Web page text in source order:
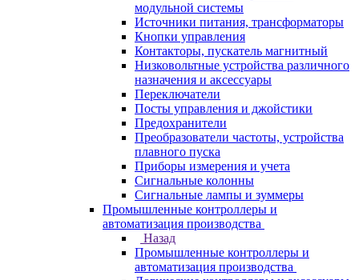
модульной системы
Источники питания, трансформаторы
Кнопки управления
Контакторы, пускатель магнитный
Низковольтные устройства различного
назначения и аксессуары
Переключатели
Посты управления и джойстики
Предохранители
Преобразователи частоты, устройства
плавного пуска
Приборы измерения и учета
Сигнальные колонны
Сигнальные лампы и зуммеры
Промышленные контроллеры и
автоматизация производства
Назад
Промышленные контроллеры и
автоматизация производства